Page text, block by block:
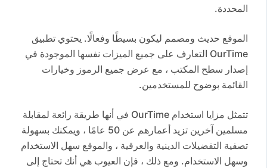
المحددة.
الموقع حديث ومصمم ليكون بسيطًا وفعالًا. يحتوي تطبيق
OurTime التعارف على جميع الميزات نفسها الموجودة في
إصدار سطح المكتب ، مع عرض جميع الرموز وخيارات
القائمة بوضوح للمستخدمين.
تتمثل مزايا استخدام OurTime في أنها طريقة رائعة لمقابلة
مسلمين آخرين تزيد أعمارهم عن 50 عامًا ، ويمكنك بسهولة
تصفية التفضيلات الدينية والعرقية ، والموقع سهل الاستخدام
وسهل الاستخدام. ومع ذلك ، فإن العيوب هي أنك تحتاج إلى